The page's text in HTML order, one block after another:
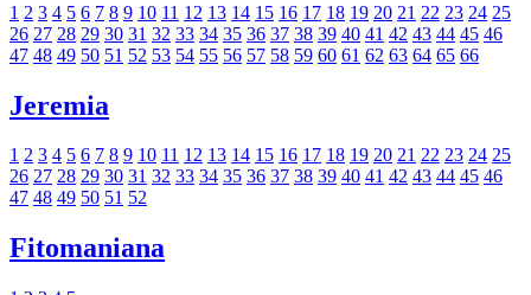
1 2 3 4 5 6 7 8 9 10 11 12 13 14 15 16 17 18 19 20 21 22 23 24 25
26 27 28 29 30 31 32 33 34 35 36 37 38 39 40 41 42 43 44 45 46
47 48 49 50 51 52 53 54 55 56 57 58 59 60 61 62 63 64 65 66
Jeremia
1 2 3 4 5 6 7 8 9 10 11 12 13 14 15 16 17 18 19 20 21 22 23 24 25
26 27 28 29 30 31 32 33 34 35 36 37 38 39 40 41 42 43 44 45 46
47 48 49 50 51 52
Fitomaniana